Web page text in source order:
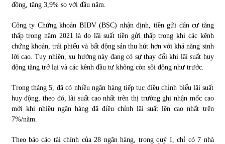
đồng, tăng 3,9% so với đầu năm.
Công ty Chứng khoán BIDV (BSC) nhận định, tiền gửi dân cư tăng
thấp trong năm 2021 là do lãi suất tiền gửi thấp trong khi các kênh
chứng khoán, trái phiếu và bất động sản thu hút hơn với khả năng sinh
lời cao. Tuy nhiên, xu hướng này đang có sự thay đổi khi lãi suất huy
động tăng trở lại và các kênh đầu tư không còn sôi động như trước.
Trong tháng 5, đã có nhiều ngân hàng tiếp tục điều chỉnh biểu lãi suất
huy động, theo đó, lãi suất cao nhất trên thị trường ghi nhận mốc cao
mới khi nhiều ngân hàng đã điều chỉnh lãi suất lên cao nhất trên
7%/năm.
Theo báo cáo tài chính của 28 ngân hàng, trong quý I, chỉ có 7 nhà